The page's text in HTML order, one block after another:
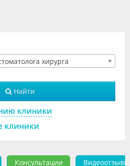
хирурга
Найти
клиники
клиники
Консультации Видеоотзывы